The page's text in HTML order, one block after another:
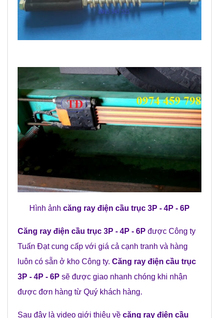
Hình ảnh căng ray điện cầu trục 3P - 4P - 6P
Căng ray điện cầu trục 3P - 4P - 6P được Công ty
Tuấn Đạt cung cấp với giá cả cạnh tranh và hàng
luôn có sẵn ở kho Công ty. Căng ray điện cầu trục
3P - 4P - 6P sẽ được giao nhanh chóng khi nhận
được đơn hàng từ Quý khách hàng.
Sau đây là video giới thiệu về căng ray điện cầu